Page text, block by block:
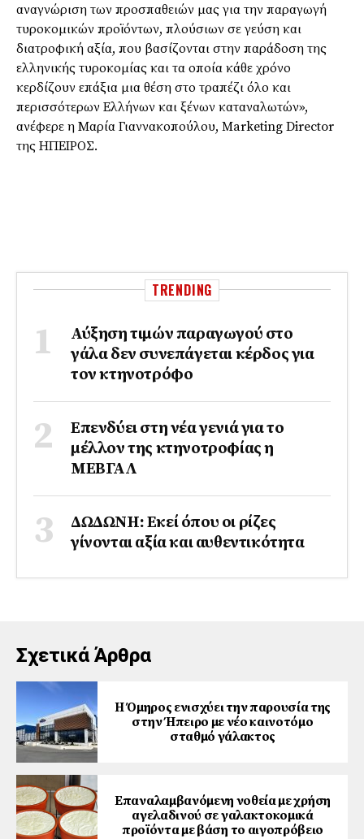
αναγνώριση των προσπαθειών μας για την παραγωγή
τυροκομικών προϊόντων, πλούσιων σε γεύση και
διατροφική αξία, που βασίζονται στην παράδοση της
ελληνικής τυροκομίας και τα οποία κάθε χρόνο
κερδίζουν επάξια μια θέση στο τραπέζι όλο και
περισσότερων Ελλήνων και ξένων καταναλωτών»,
ανέφερε η Μαρία Γιαννακοπούλου, Marketing Director
της ΗΠΕΙΡΟΣ.
TRENDING
Αύξηση τιμών παραγωγού στο
γάλα δεν συνεπάγεται κέρδος για
τον κτηνοτρόφο
Επενδύει στη νέα γενιά για το
μέλλον της κτηνοτροφίας η
ΜΕΒΓΑΛ
ΔΩΔΩΝΗ: Εκεί όπου οι ρίζες
γίνονται αξία και αυθεντικότητα
Σχετικά Άρθρα
Η Όμηρος ενισχύει την παρουσία της
στην Ήπειρο με νέο καινοτόμο
σταθμό γάλακτος
Επαναλαμβανόμενη νοθεία με χρήση
αγελαδινού σε γαλακτοκομικά
προϊόντα με βάση το αιγοπρόβειο